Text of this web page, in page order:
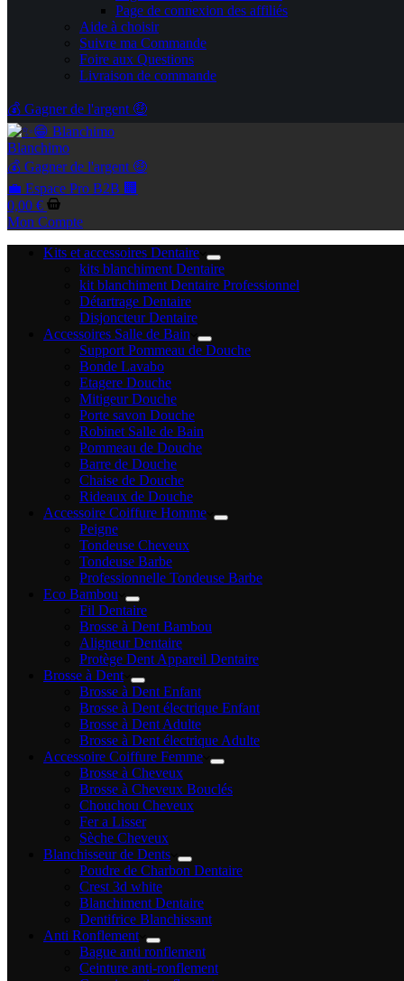
Page de connexion des affiliés
Aide à choisir
Suivre ma Commande
Foire aux Questions
Livraison de commande
💰 Gagner de l'argent 🤑
Blanchimo
💰 Gagner de l'argent 🤑
💼 Espace Pro B2B 🏢
Panier
d’achat
0,00 €
Mon Compte
Kits et accessoires Dentaire
kits blanchiment Dentaire
kit blanchiment Dentaire Professionnel
Détartrage Dentaire
Disjoncteur Dentaire
Accessoires Salle de Bain
Support Pommeau de Douche
Bonde Lavabo
Etagere Douche
Mitigeur Douche
Porte savon Douche
Robinet Salle de Bain
Pommeau de Douche
Barre de Douche
Chaise de Douche
Rideaux de Douche
Accessoire Coiffure Homme
Peigne
Tondeuse Cheveux
Tondeuse Barbe
Professionnelle Tondeuse Barbe
Eco Bambou
Fil Dentaire
Brosse à Dent Bambou
Aligneur Dentaire
Protège Dent Appareil Dentaire
Brosse à Dent
Brosse à Dent Enfant
Brosse à Dent électrique Enfant
Brosse à Dent Adulte
Brosse à Dent électrique Adulte
Accessoire Coiffure Femme
Brosse à Cheveux
Brosse à Cheveux Bouclés
Chouchou Cheveux
Fer a Lisser
Sèche Cheveux
Blanchisseur de Dents
Poudre de Charbon Dentaire
Crest 3d white
Blanchiment Dentaire
Dentifrice Blanchissant
Anti Ronflement
Bague anti ronflement
Ceinture anti-ronflement